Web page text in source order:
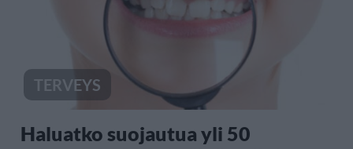
TERVEYS
Haluatko suojautua yli 50